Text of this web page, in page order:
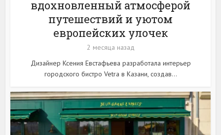
вдохновленный атмосферой
путешествий и уютом
европейских улочек
2 месяца назад
Дизайнер Ксения Евстафьева разработала интерьер
городского бистро Vetra в Казани, создав...